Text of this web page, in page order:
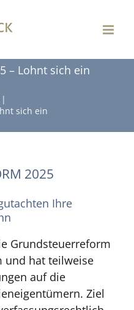
– Lohnt sich ein
sich ein
2025
Ihre
Grundsteuerreform
und hat teilweise
auf die
Ziel